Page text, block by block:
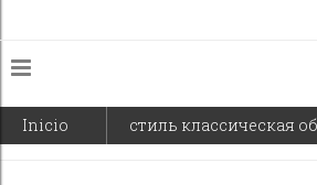
Inicio стиль классическая